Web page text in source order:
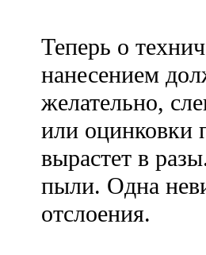
Теперь о
нанесением
желательно,
или оцинковки
вырастет в
пыли. Одна
отслоения.